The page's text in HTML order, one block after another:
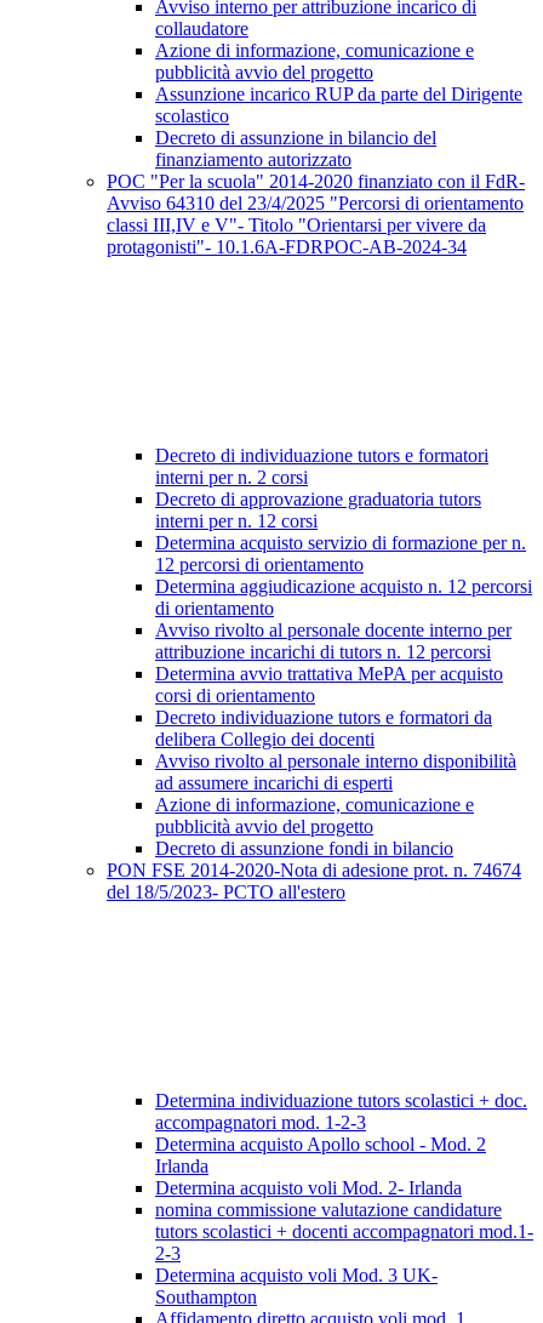
Avviso interno per attribuzione incarico di
collaudatore
Azione di informazione, comunicazione e
pubblicità avvio del progetto
Assunzione incarico RUP da parte del Dirigente
scolastico
Decreto di assunzione in bilancio del
finanziamento autorizzato
POC "Per la scuola" 2014-2020 finanziato con il FdR-
Avviso 64310 del 23/4/2025 "Percorsi di orientamento
classi III,IV e V"- Titolo "Orientarsi per vivere da
protagonisti"- 10.1.6A-FDRPOC-AB-2024-34
Decreto di individuazione tutors e formatori
interni per n. 2 corsi
Decreto di approvazione graduatoria tutors
interni per n. 12 corsi
Determina acquisto servizio di formazione per n.
12 percorsi di orientamento
Determina aggiudicazione acquisto n. 12 percorsi
di orientamento
Avviso rivolto al personale docente interno per
attribuzione incarichi di tutors n. 12 percorsi
Determina avvio trattativa MePA per acquisto
corsi di orientamento
Decreto individuazione tutors e formatori da
delibera Collegio dei docenti
Avviso rivolto al personale interno disponibilità
ad assumere incarichi di esperti
Azione di informazione, comunicazione e
pubblicità avvio del progetto
Decreto di assunzione fondi in bilancio
PON FSE 2014-2020-Nota di adesione prot. n. 74674
del 18/5/2023- PCTO all'estero
Determina individuazione tutors scolastici + doc.
accompagnatori mod. 1-2-3
Determina acquisto Apollo school - Mod. 2
Irlanda
Determina acquisto voli Mod. 2- Irlanda
nomina commissione valutazione candidature
tutors scolastici + docenti accompagnatori mod.1-
2-3
Determina acquisto voli Mod. 3 UK-
Southampton